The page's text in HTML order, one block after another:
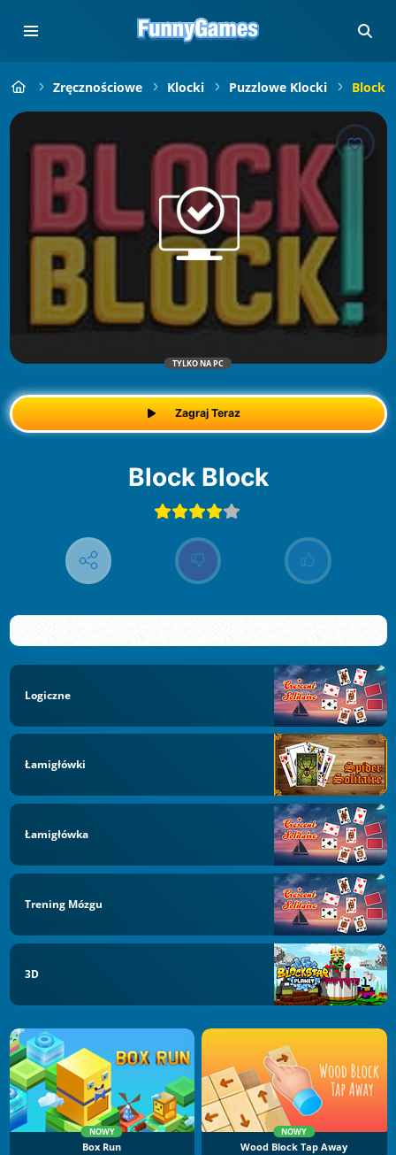
Zręcznościowe Klocki Puzzlowe Klocki Block
TYLKO NA PC
Zagraj Teraz
Block Block
Logiczne
Łamigłówki
Łamigłówka
Trening Mózgu
3D
NOWY
Box Run
NOWY
Wood Block Tap Away